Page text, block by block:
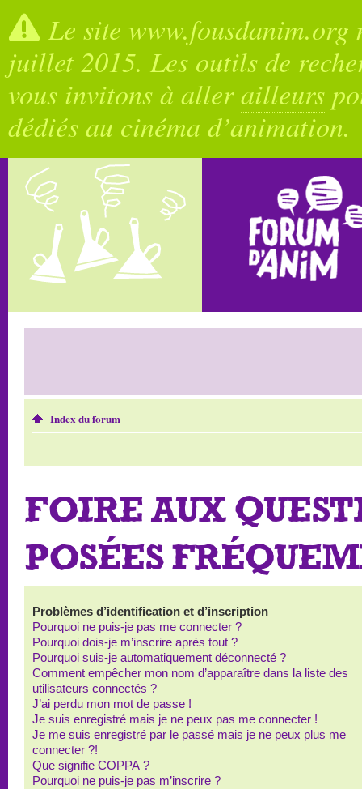
Le site
juillet 2015. Les outils de
vous invitons à allerailleurs
dédiés au cinéma d’animation.
Index du forum
FOIRE AUX
POSÉES
Problèmes d’identification et d’inscription
Pourquoi ne puis-je pas me connecter ?
Pourquoi dois-je m’inscrire après tout ?
Pourquoi suis-je automatiquement déconnecté ?
Comment empêcher mon nom d’apparaître dans la liste des
utilisateurs connectés ?
J’ai perdu mon mot de passe !
Je suis enregistré mais je ne peux pas me connecter !
Je me suis enregistré par le passé mais je ne peux plus me
connecter ?!
Que signifie COPPA ?
Pourquoi ne puis-je pas m’inscrire ?